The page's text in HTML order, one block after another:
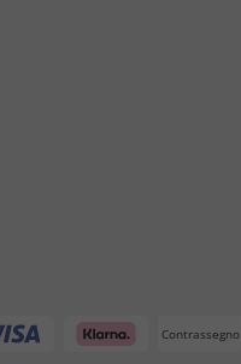
Contrassegno